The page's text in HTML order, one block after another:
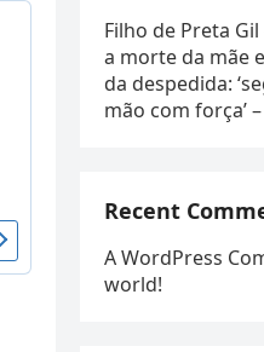
Filho de Preta
a morte da mãe
da despedida:
mão com força’
Recent
A WordPress
world!